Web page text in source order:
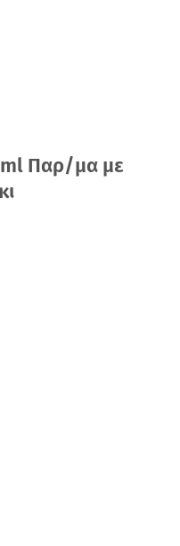
ml Παρ/μα με